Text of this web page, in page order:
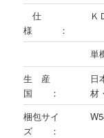
仕
様 ：
Ｋ
単
生 産
国 ：
日
材
梱包サイ
ズ ：